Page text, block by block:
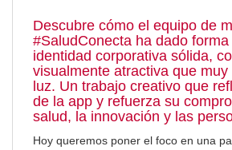
Descubre cómo el equipo de
#SaludConecta ha dado
identidad corporativa sólida,
visualmente atractiva que
luz. Un trabajo creativo que
de la app y refuerza su
salud, la innovación y las
Hoy queremos poner el foco en una